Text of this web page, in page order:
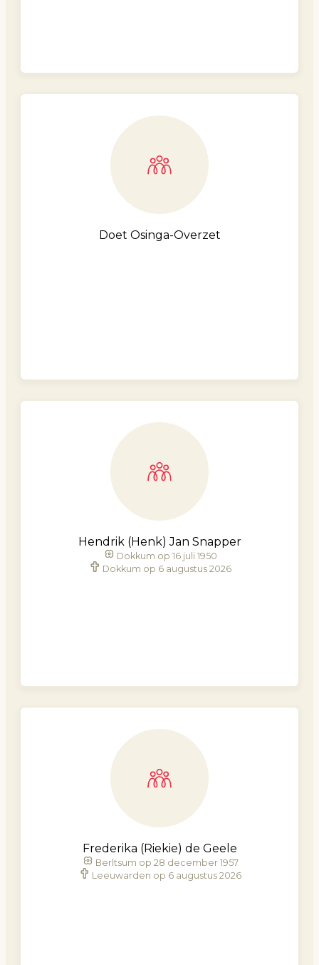
Doet Osinga-Overzet
Hendrik (Henk) Jan Snapper
Dokkum op 16 juli 1950
Dokkum op 6 augustus 2026
Frederika (Riekie) de Geele
Berltsum op 28 december 1957
Leeuwarden op 6 augustus 2026